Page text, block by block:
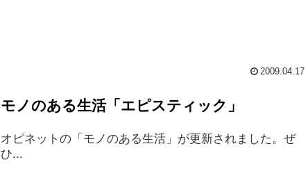
2009.04.17
モノのある生活「エピスティック」
オピネットの「モノのある生活」が更新されました。ぜ
ひ...